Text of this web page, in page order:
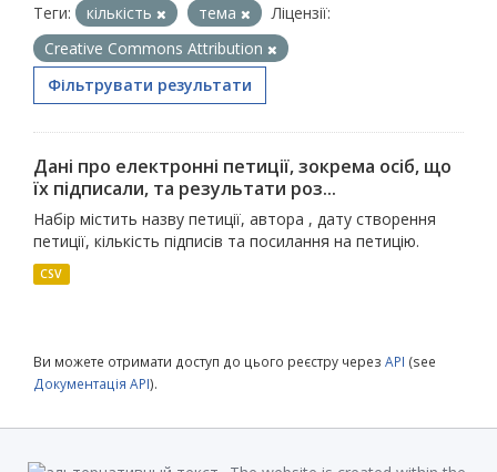
Теги: кількість тема
Ліцензії:
Creative Commons Attribution
Фільтрувати результати
Дані про електронні петиції, зокрема осіб, що
їх підписали, та результати роз...
Набір містить назву петиції, автора , дату створення
петиції, кількість підписів та посилання на петицію.
CSV
Ви можете отримати доступ до цього реєстру через API (see
Документація API).